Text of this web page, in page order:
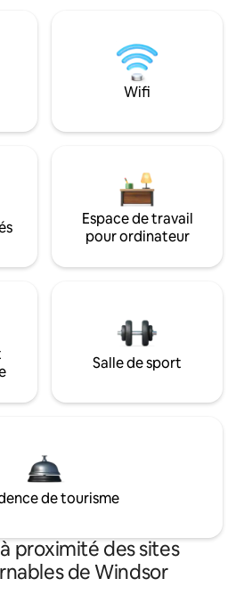
Wifi
Espace de travail
pour ordinateur
Salle de sport
de tourisme
proximité des sites
de Windsor